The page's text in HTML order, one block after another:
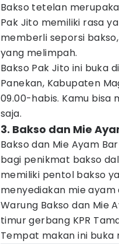
Bakso tetelan
Pak Jito memiliki rasa
memberli seporsi
yang melimpah.
Bakso Pak Jito ini buka
Panekan, Kabupaten
09.00-habis. Kamu bisa
saja.
3. Bakso dan Mie
Bakso dan Mie Ayam
bagi penikmat bakso
memiliki pentol bakso
menyediakan mie
Warung Bakso dan Mie
timur gerbang KPR
Tempat makan ini buka